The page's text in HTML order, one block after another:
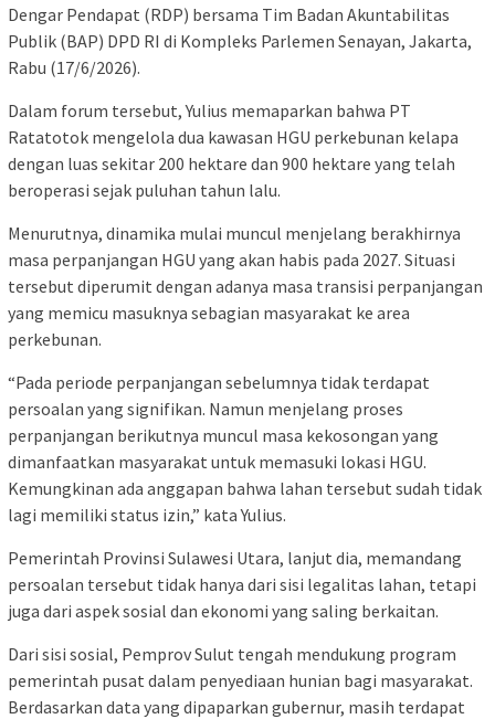
Dengar Pendapat (RDP) bersama Tim Badan Akuntabilitas
Publik (BAP) DPD RI di Kompleks Parlemen Senayan, Jakarta,
Rabu (17/6/2026).
Dalam forum tersebut, Yulius memaparkan bahwa PT
Ratatotok mengelola dua kawasan HGU perkebunan kelapa
dengan luas sekitar 200 hektare dan 900 hektare yang telah
beroperasi sejak puluhan tahun lalu.
Menurutnya, dinamika mulai muncul menjelang berakhirnya
masa perpanjangan HGU yang akan habis pada 2027. Situasi
tersebut diperumit dengan adanya masa transisi perpanjangan
yang memicu masuknya sebagian masyarakat ke area
perkebunan.
“Pada periode perpanjangan sebelumnya tidak terdapat
persoalan yang signifikan. Namun menjelang proses
perpanjangan berikutnya muncul masa kekosongan yang
dimanfaatkan masyarakat untuk memasuki lokasi HGU.
Kemungkinan ada anggapan bahwa lahan tersebut sudah tidak
lagi memiliki status izin,” kata Yulius.
Pemerintah Provinsi Sulawesi Utara, lanjut dia, memandang
persoalan tersebut tidak hanya dari sisi legalitas lahan, tetapi
juga dari aspek sosial dan ekonomi yang saling berkaitan.
Dari sisi sosial, Pemprov Sulut tengah mendukung program
pemerintah pusat dalam penyediaan hunian bagi masyarakat.
Berdasarkan data yang dipaparkan gubernur, masih terdapat